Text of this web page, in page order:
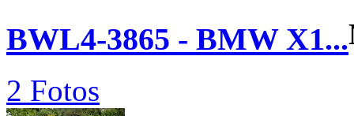
BWL4-3865 - BMW X1...
2 Fotos